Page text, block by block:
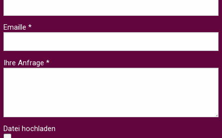
Emaille *
Ihre Anfrage *
Datei hochladen